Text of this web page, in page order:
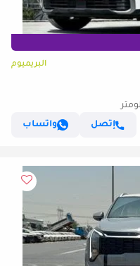
البريميوم
إتصل
واتساب